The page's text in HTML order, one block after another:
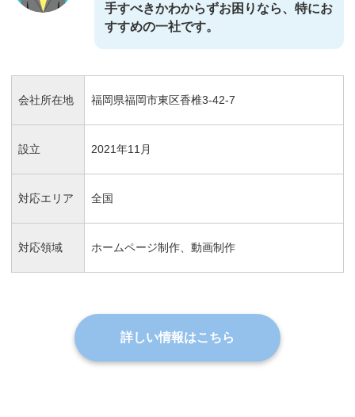
手すべきかわからずお困りなら、特にお
すすめの一社です。
会社所在地 福岡県福岡市東区香椎3-42-7
設立 2021年11月
対応エリア 全国
対応領域 ホームページ制作、動画制作
詳しい情報はこちら